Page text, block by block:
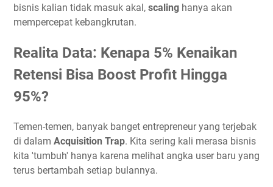
bisnis kalian tidak masuk akal, scaling hanya akan
mempercepat kebangkrutan.
Realita Data: Kenapa 5% Kenaikan
Retensi Bisa Boost Profit Hingga
95%?
Temen-temen, banyak banget entrepreneur yang terjebak
di dalam Acquisition Trap. Kita sering kali merasa bisnis
kita 'tumbuh' hanya karena melihat angka user baru yang
terus bertambah setiap bulannya.